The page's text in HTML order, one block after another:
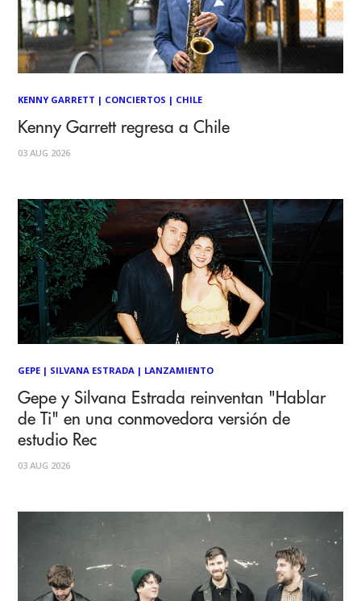
KENNY GARRETT | CONCIERTOS | CHILE
Kenny Garrett regresa a Chile
03 AUG 2026
GEPE | SILVANA ESTRADA | LANZAMIENTO
Gepe y Silvana Estrada reinventan "Hablar
de Ti" en una conmovedora versión de
estudio Rec
03 AUG 2026